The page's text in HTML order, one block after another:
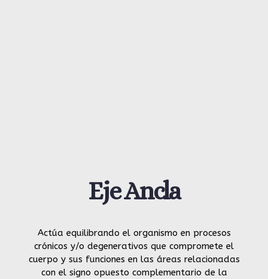
Eje Ancla
Actúa equilibrando el organismo en procesos
crónicos y/o degenerativos que compromete el
cuerpo y sus funciones en las áreas relacionadas
con el signo opuesto complementario de la